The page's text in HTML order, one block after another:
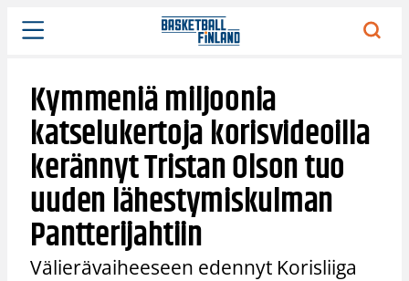
Siirry
sisältöön
Kymmeniä miljoonia
katselukertoja korisvideoilla
kerännyt Tristan Olson tuo
uuden lähestymiskulman
Pantterijahtiin
Välierävaiheeseen edennyt Korisliiga